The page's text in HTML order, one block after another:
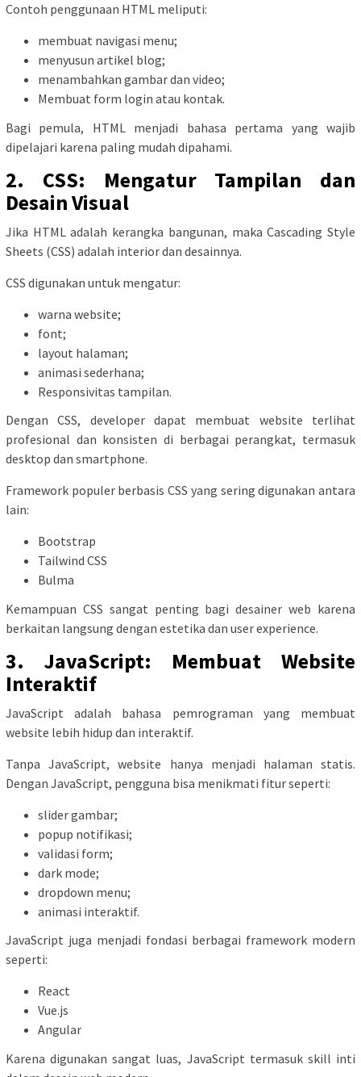
Contoh penggunaan HTML meliputi:
membuat navigasi menu;
menyusun artikel blog;
menambahkan gambar dan video;
Membuat form login atau kontak.
Bagi pemula, HTML menjadi bahasa pertama yang wajib
dipelajari karena paling mudah dipahami.
2. CSS: Mengatur Tampilan dan
Desain Visual
Jika HTML adalah kerangka bangunan, maka Cascading Style
Sheets (CSS) adalah interior dan desainnya.
CSS digunakan untuk mengatur:
warna website;
font;
layout halaman;
animasi sederhana;
Responsivitas tampilan.
Dengan CSS, developer dapat membuat website terlihat
profesional dan konsisten di berbagai perangkat, termasuk
desktop dan smartphone.
Framework populer berbasis CSS yang sering digunakan antara
lain:
Bootstrap
Tailwind CSS
Bulma
Kemampuan CSS sangat penting bagi desainer web karena
berkaitan langsung dengan estetika dan user experience.
3. JavaScript: Membuat Website
Interaktif
JavaScript adalah bahasa pemrograman yang membuat
website lebih hidup dan interaktif.
Tanpa JavaScript, website hanya menjadi halaman statis.
Dengan JavaScript, pengguna bisa menikmati fitur seperti:
slider gambar;
popup notifikasi;
validasi form;
dark mode;
dropdown menu;
animasi interaktif.
JavaScript juga menjadi fondasi berbagai framework modern
seperti:
React
Vue.js
Angular
Karena digunakan sangat luas, JavaScript termasuk skill inti